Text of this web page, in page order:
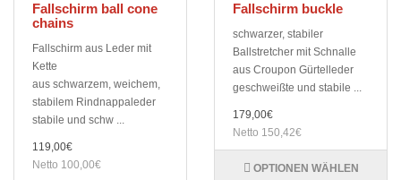
Fallschirm ball cone
chains
Fallschirm aus Leder mit
Kette
aus schwarzem, weichem,
stabilem Rindnappaleder
stabile und schw ...
119,00€
Netto 100,00€
Fallschirm buckle
schwarzer, stabiler
Ballstretcher mit Schnalle
aus Croupon Gürtelleder
geschweißte und stabile ...
179,00€
Netto 150,42€
OPTIONEN WÄHLEN